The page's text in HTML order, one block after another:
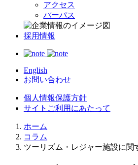
アクセス
パーパス
採用情報
English
お問い合わせ
個人情報保護方針
サイトご利用にあたって
ホーム
コラム
ツーリズム・レジャー施設に関